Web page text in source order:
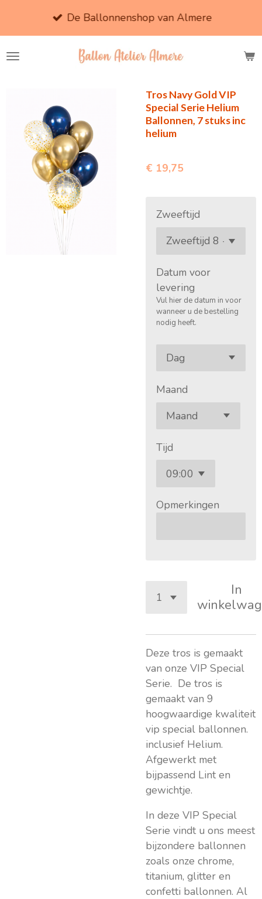
de
De Ballonnenshop van Almere
Tros Navy Gold VIP
Special Serie Helium
Ballonnen, 7 stuks inc
helium
€ 19,75
Zweeftijd
Datum voor
levering
Vul hier de datum in voor
wanneer u de bestelling
nodig heeft.
Maand
Tijd
Opmerkingen
In
Deze tros is gemaakt
van onze VIP Special
Serie. De tros is
gemaakt van 9
hoogwaardige kwaliteit
vip special ballonnen.
inclusief Helium.
Afgewerkt met
bijpassend Lint en
gewichtje.
In deze VIP Special
Serie vindt u ons meest
bijzondere ballonnen
zoals onze chrome,
titanium, glitter en
confetti ballonnen. Al